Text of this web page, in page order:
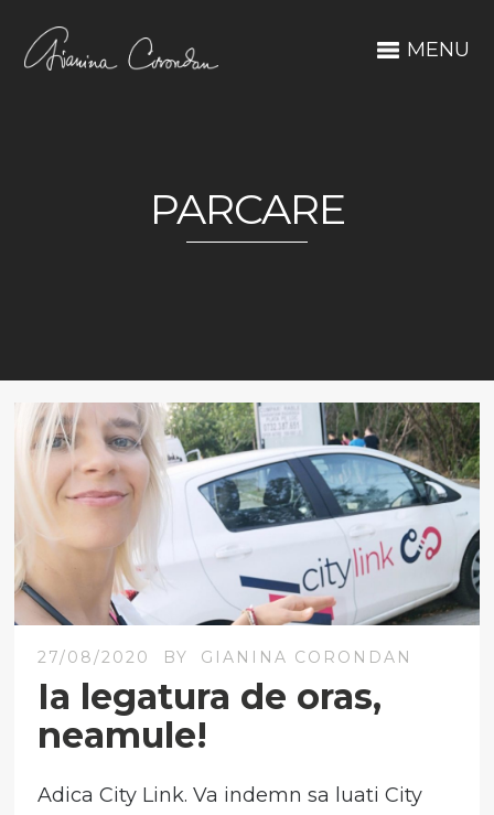
MENU
PARCARE
27/08/2020 BY GIANINA CORONDAN
Ia legatura de oras,
neamule!
Adica City Link. Va indemn sa luati City